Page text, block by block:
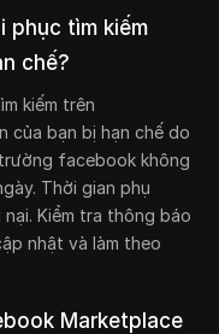
phục tìm kiếm
chế?
kiếm trên
của bạn bị hạn chế do
facebook không
Thời gian phụ
Kiểm tra thông báo
nhật và làm theo
Marketplace